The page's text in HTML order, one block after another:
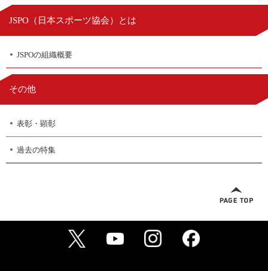
JSPO（ 日本スポーツ協会）とは
JSPOの組織概要
その他
表彰・顕彰
過去の特集